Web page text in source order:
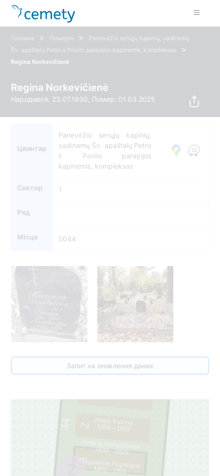
Головна > Померлі >
Panevėžio senųjų kapinių, vadinamų
Šv. apaštalų Petro ir Povilo parapijos kapinėmis, kompleksas
>
Regina Norkevičienė
Regina Norkevičienė
Народився: 23.07.1930, Помер: 01.03.2025
Цвинтар
Panevėžio senųjų kapinių,
vadinamų Šv. apaštalų Petro
ir Povilo parapijos
kapinėmis, kompleksas
Сектор 1
Ряд
Місце 0044
Запит на оновлення даних
44
1
2
Regina Norkevičienė
1930 - 2025
Magdalena Kuzmienė
1852 - 1931
Jonas Kuzma
1890 - 1937